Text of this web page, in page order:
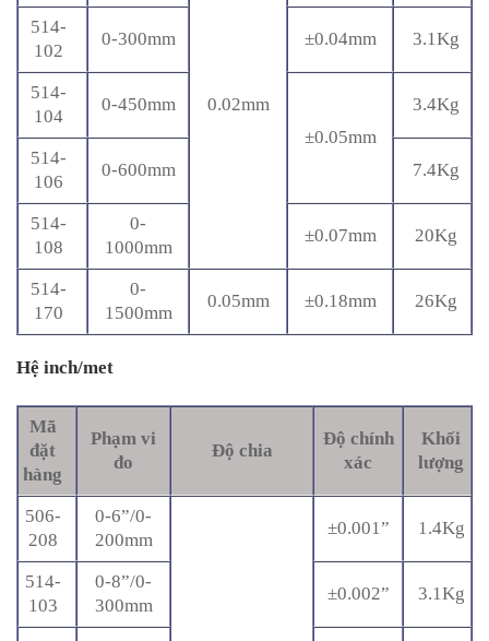
0.02mm
514-
102
0-300mm ±0.04mm 3.1Kg
514-
104
0-450mm
±0.05mm
3.4Kg
514-
106
0-600mm 7.4Kg
514-
108
0-
1000mm
±0.07mm 20Kg
514-
170
0-
1500mm
0.05mm ±0.18mm 26Kg
Hệ inch/met
Mã
đặt
hàng
Phạm vi
đo
Độ chia
Độ chính
xác
Khối
lượng
506-
208
0-6”/0-
200mm
±0.001” 1.4Kg
514-
103
0-8”/0-
300mm
±0.002” 3.1Kg